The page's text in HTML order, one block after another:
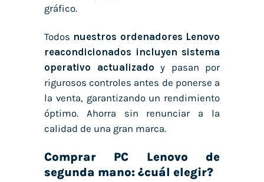
gráfico.
Todos nuestros ordenadores Lenovo
reacondicionados incluyen sistema
operativo actualizado y pasan por
rigurosos controles antes de ponerse a
la venta, garantizando un rendimiento
óptimo. Ahorra sin renunciar a la
calidad de una gran marca.
Comprar PC Lenovo de
segunda mano: ¿cuál elegir?